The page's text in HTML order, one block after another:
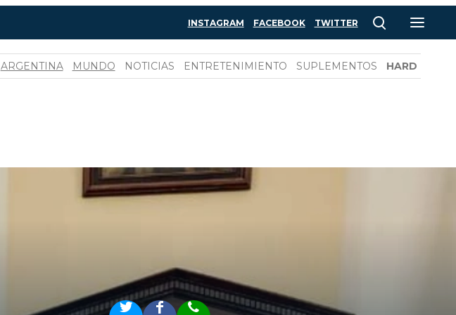
INSTAGRAM FACEBOOK TWITTER
ARGENTINA MUNDO NOTICIAS ENTRETENIMIENTO SUPLEMENTOS HARD